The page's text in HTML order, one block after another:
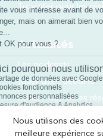
Travailler pour les
Actualités
Les podcasts
Jouer avec Géodino
Sofia, Hugo et les
Nous utilisons des
meilleure expérience